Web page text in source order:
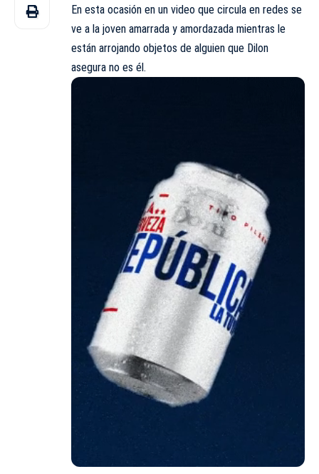
En esta ocasión en un video que circula en redes se
ve a la joven amarrada y amordazada mientras le
están arrojando objetos de alguien que Dilon
asegura no es él.